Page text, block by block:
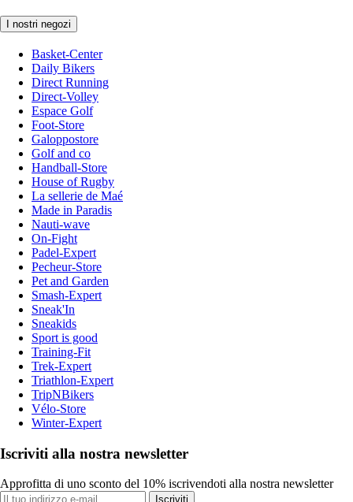
I nostri negozi
Basket-Center
Daily Bikers
Direct Running
Direct-Volley
Espace Golf
Foot-Store
Galoppostore
Golf and co
Handball-Store
House of Rugby
La sellerie de Maé
Made in Paradis
Nauti-wave
On-Fight
Padel-Expert
Pecheur-Store
Pet and Garden
Smash-Expert
Sneak'In
Sneakids
Sport is good
Training-Fit
Trek-Expert
Triathlon-Expert
TripNBikers
Vélo-Store
Winter-Expert
Iscriviti alla nostra newsletter
Approfitta di uno sconto del 10% iscrivendoti alla nostra newsletter
Iscriviti